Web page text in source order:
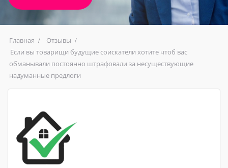
Главная
Отзывы
Если вы товарищи будущие соискатели хотите чтоб вас
обманывали постоянно штрафовали за несуществующие
надуманные предлоги